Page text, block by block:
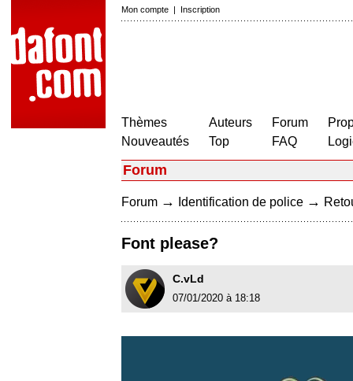
Mon compte | Inscription
Thèmes
Nouveautés
Auteurs
Top
Forum
FAQ
Forum
Forum → Identification de police →
Font please?
C.vLd
07/01/2020 à 18:18